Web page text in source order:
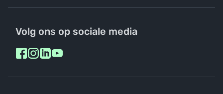
Volg ons op sociale media